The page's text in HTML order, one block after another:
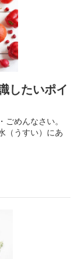
したいポイ
ごめんなさい。
（うすい）にあ